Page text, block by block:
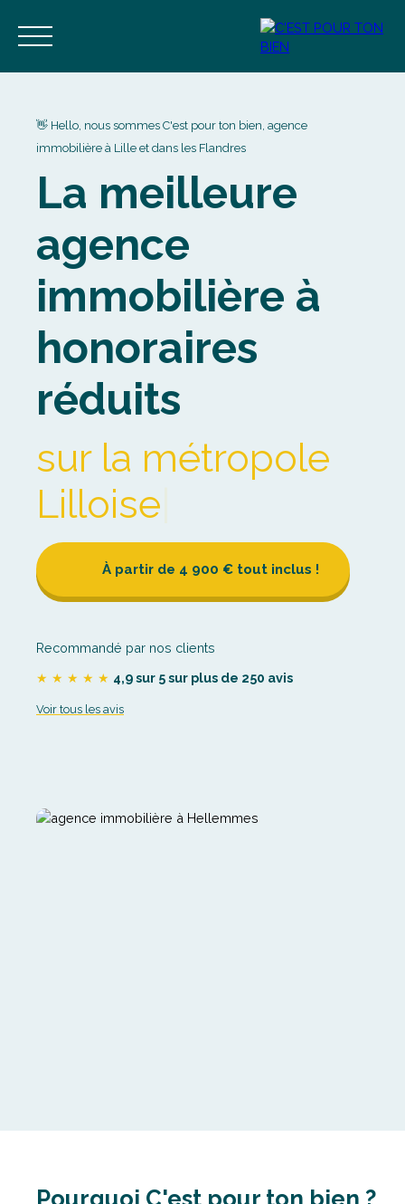
Accueil Acheter Vendre Estimer Blog
Estimation Alerte mail
👋 Hello, nous sommes C'est pour ton bien, agence
immobilière à Lille et dans les Flandres
La meilleure
agence
immobilière à
honoraires
réduits
et dan|
À partir de 4 900 € tout inclus !
Recommandé par nos clients